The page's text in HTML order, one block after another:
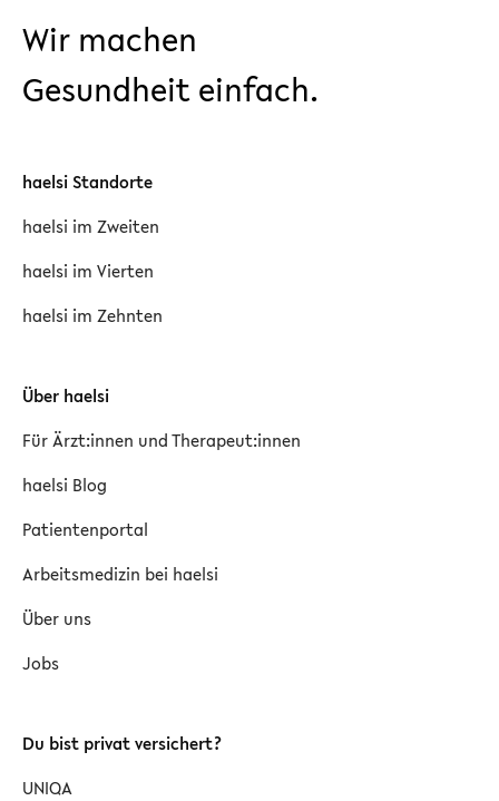
Wir machen
Gesundheit einfach.
haelsi Standorte
haelsi im Zweiten
haelsi im Vierten
haelsi im Zehnten
Über haelsi
Für Ärzt:innen und Therapeut:innen
haelsi Blog
Patientenportal
Arbeitsmedizin bei haelsi
Über uns
Jobs
Du bist privat versichert?
UNIQA